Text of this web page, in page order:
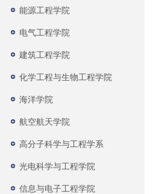
能源工程学院
电气工程学院
建筑工程学院
化学工程与生物工程学院
海洋学院
航空航天学院
高分子科学与工程学系
光电科学与工程学院
信息与电子工程学院